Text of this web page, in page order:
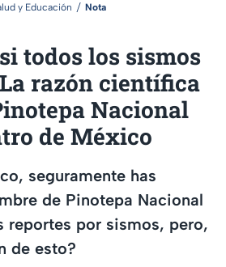
y Educación Nota
todos los sismos
razón científica
Nacional
de México
seguramente has
de Pinotepa Nacional
reportes por sismos, pero,
de esto?